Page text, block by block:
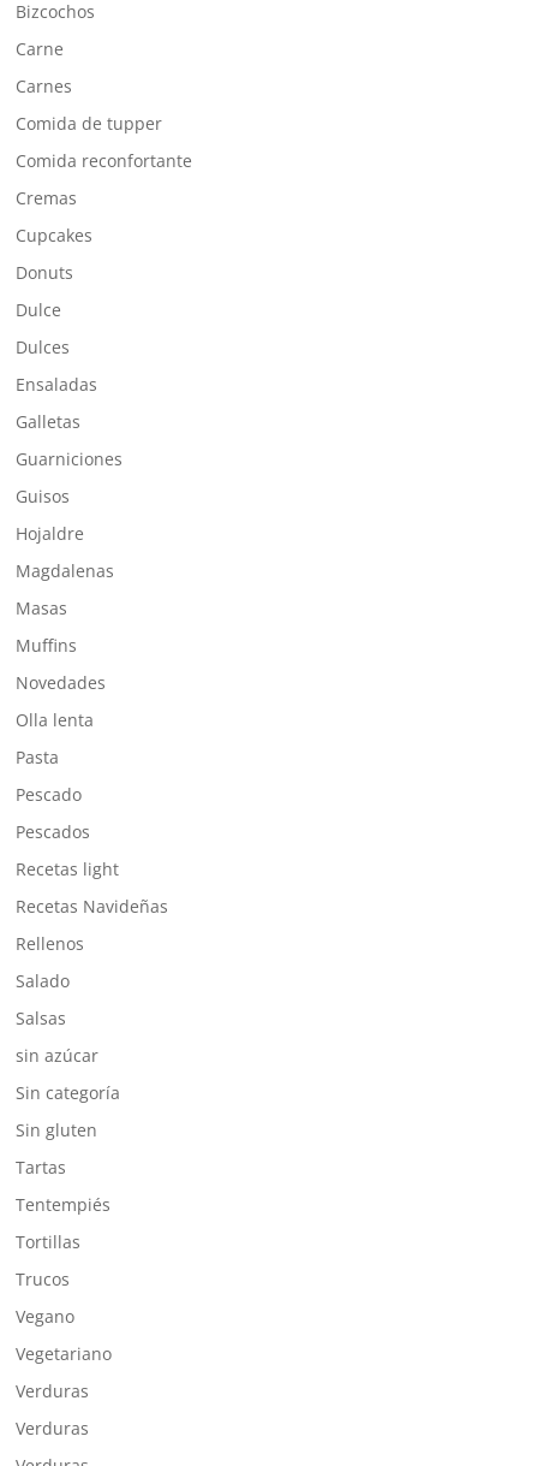
Bizcochos
Carne
Carnes
Comida de tupper
Comida reconfortante
Cremas
Cupcakes
Donuts
Dulce
Dulces
Ensaladas
Galletas
Guarniciones
Guisos
Hojaldre
Magdalenas
Masas
Muffins
Novedades
Olla lenta
Pasta
Pescado
Pescados
Recetas light
Recetas Navideñas
Rellenos
Salado
Salsas
sin azúcar
Sin categoría
Sin gluten
Tartas
Tentempiés
Tortillas
Trucos
Vegano
Vegetariano
Verduras
Verduras